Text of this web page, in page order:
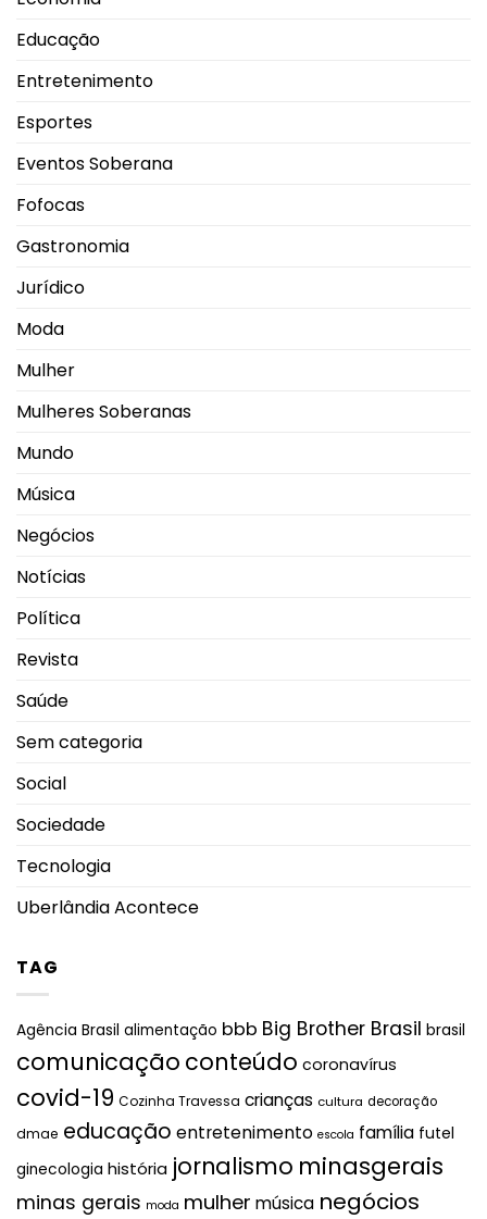
Educação
Entretenimento
Esportes
Eventos Soberana
Fofocas
Gastronomia
Jurídico
Moda
Mulher
Mulheres Soberanas
Mundo
Música
Negócios
Notícias
Política
Revista
Saúde
Sem categoria
Social
Sociedade
Tecnologia
Uberlândia Acontece
TAG
Agência Brasil alimentação bbb Big Brother Brasil brasil
comunicação conteúdo coronavírus
covid-19 Cozinha Travessa crianças cultura decoração
dmae educação entretenimento escola família futel
ginecologia história jornalismo minasgerais
minas gerais moda mulher música negócios